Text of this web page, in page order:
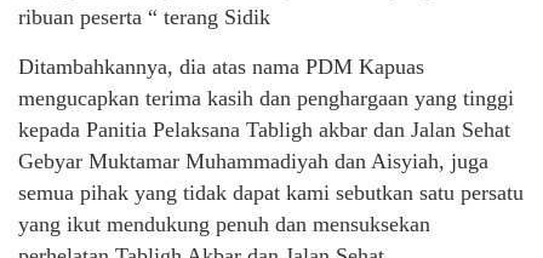
ribuan peserta “ terang Sidik
Ditambahkannya, dia atas nama PDM Kapuas
mengucapkan terima kasih dan penghargaan yang tinggi
kepada Panitia Pelaksana Tabligh akbar dan Jalan Sehat
Gebyar Muktamar Muhammadiyah dan Aisyiah, juga
semua pihak yang tidak dapat kami sebutkan satu persatu
yang ikut mendukung penuh dan mensuksekan